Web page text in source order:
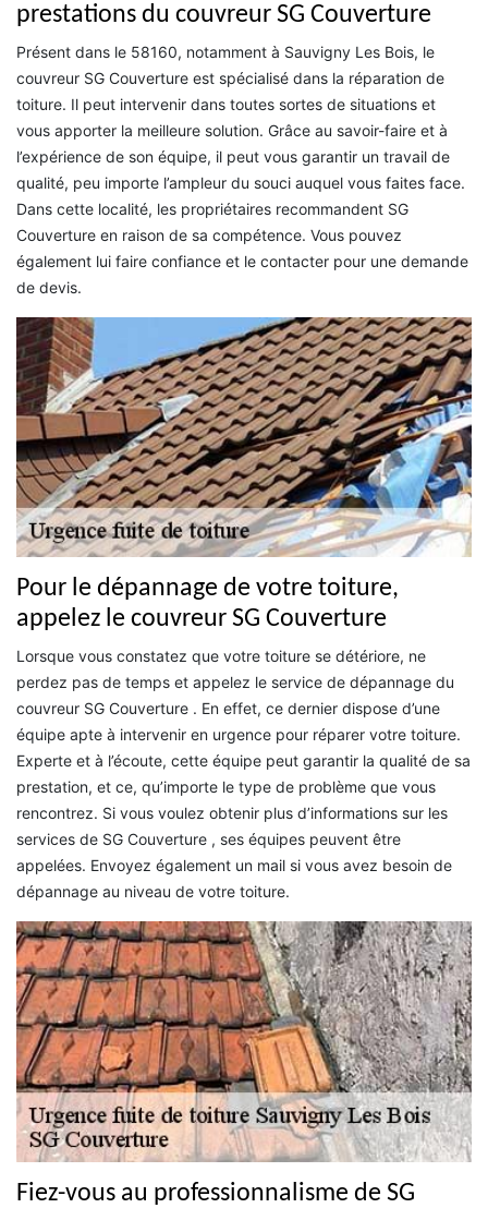
prestations du couvreur SG Couverture
Présent dans le 58160, notamment à Sauvigny Les Bois, le
couvreur SG Couverture est spécialisé dans la réparation de
toiture. Il peut intervenir dans toutes sortes de situations et
vous apporter la meilleure solution. Grâce au savoir-faire et à
l’expérience de son équipe, il peut vous garantir un travail de
qualité, peu importe l’ampleur du souci auquel vous faites face.
Dans cette localité, les propriétaires recommandent SG
Couverture en raison de sa compétence. Vous pouvez
également lui faire confiance et le contacter pour une demande
de devis.
Pour le dépannage de votre toiture,
appelez le couvreur SG Couverture
Lorsque vous constatez que votre toiture se détériore, ne
perdez pas de temps et appelez le service de dépannage du
couvreur SG Couverture . En effet, ce dernier dispose d’une
équipe apte à intervenir en urgence pour réparer votre toiture.
Experte et à l’écoute, cette équipe peut garantir la qualité de sa
prestation, et ce, qu’importe le type de problème que vous
rencontrez. Si vous voulez obtenir plus d’informations sur les
services de SG Couverture , ses équipes peuvent être
appelées. Envoyez également un mail si vous avez besoin de
dépannage au niveau de votre toiture.
Fiez-vous au professionnalisme de SG